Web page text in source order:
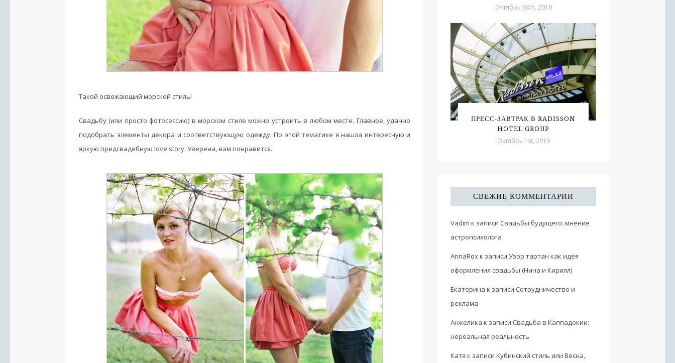
Такой освежающий морской стиль!
Свадьбу (или просто фотосессию) в морском стиле можно устроить в любом месте. Главное, удачно
подобрать элементы декора и соответствующую одежду. По этой тематике я нашла интересную и
яркую предсвадебную love story. Уверена, вам понравится.
Октябрь 30th, 2019
ПРЕСС-ЗАВТРАК В RADISSON
HOTEL GROUP
Октябрь 1st, 2019
СВЕЖИЕ КОММЕНТАРИИ
Vadim к записи Свадьбы будущего: мнение
астропсихолога
AnnaRoxк записи Узор тартан как идея
оформления свадьбы (Нина и Кирилл)
Екатерина к записи Сотрудничество и
реклама
Анжелика к записи Свадьба в Каппадокии:
нереальная реальность
Катя к записи Кубинский стиль или Весна,